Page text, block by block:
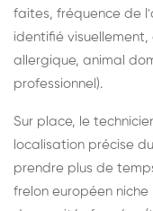
faites, fréquence de
identifié
allergique, animal
professionnel).
Sur place, le
localisation précise
prendre plus de
frelon européen